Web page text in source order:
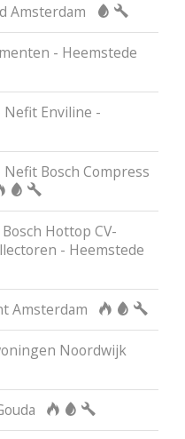
Amsterdam
- Heemstede
Enviline -
Bosch Compress
Hottop CV-
- Heemstede
Amsterdam
Noordwijk